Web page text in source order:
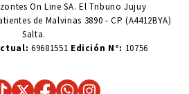
On Line SA. El Tribuno Jujuy
de Malvinas 3890 - CP (A4412BYA)
Salta.
69681551 Edición N°: 10756